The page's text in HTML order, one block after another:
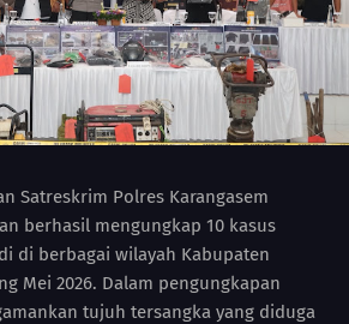
Satreskrim Polres Karangasem
berhasil mengungkap 10 kasus
di berbagai wilayah Kabupaten
Mei 2026. Dalam pengungkapan
tujuh tersangka yang diduga